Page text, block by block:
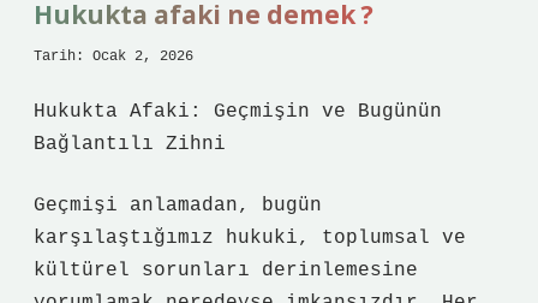
Hukukta afaki ne demek ?
Tarih: Ocak 2, 2026
Hukukta Afaki: Geçmişin ve Bugünün
Bağlantılı Zihni
Geçmişi anlamadan, bugün
karşılaştığımız hukuki, toplumsal ve
kültürel sorunları derinlemesine